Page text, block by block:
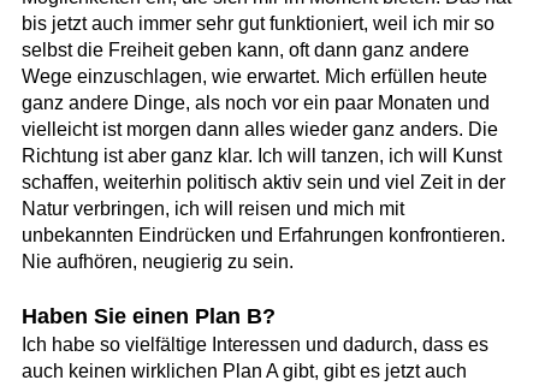
bis jetzt auch immer sehr gut funktioniert, weil ich mir so
selbst die Freiheit geben kann, oft dann ganz andere
Wege einzuschlagen, wie erwartet. Mich erfüllen heute
ganz andere Dinge, als noch vor ein paar Monaten und
vielleicht ist morgen dann alles wieder ganz anders. Die
Richtung ist aber ganz klar. Ich will tanzen, ich will Kunst
schaffen, weiterhin politisch aktiv sein und viel Zeit in der
Natur verbringen, ich will reisen und mich mit
unbekannten Eindrücken und Erfahrungen konfrontieren.
Nie aufhören, neugierig zu sein.
Haben Sie einen Plan B?
Ich habe so vielfältige Interessen und dadurch, dass es
auch keinen wirklichen Plan A gibt, gibt es jetzt auch